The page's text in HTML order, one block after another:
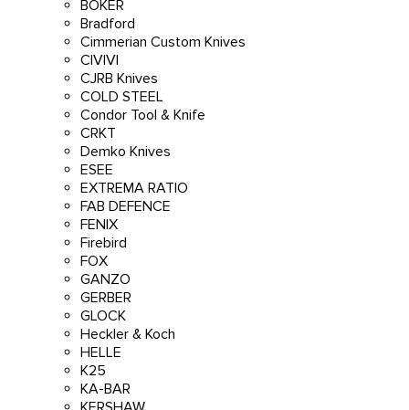
BOKER
Bradford
Cimmerian Custom Knives
CIVIVI
CJRB Knives
COLD STEEL
Condor Tool & Knife
CRKT
Demko Knives
ESEE
EXTREMA RATIO
FAB DEFENCE
FENIX
Firebird
FOX
GANZO
GERBER
GLOCK
Heckler & Koch
HELLE
K25
KA-BAR